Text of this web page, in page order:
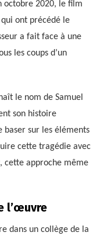
octobre 2020, le film
ont précédé le
a fait face à une
les coups d’un
le nom de Samuel
son histoire
baser sur les éléments
cette tragédie avec
cette approche même
l’œuvre
dans un collège de la